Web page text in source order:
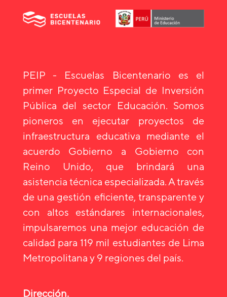
PEIP - Escuelas Bicentenario es el
primer Proyecto Especial de Inversión
Pública del sector Educación. Somos
pioneros en ejecutar proyectos de
infraestructura educativa mediante el
acuerdo Gobierno a Gobierno con
Reino Unido, que brindará una
asistencia técnica especializada. A través
de una gestión eficiente, transparente y
con altos estándares internacionales,
impulsaremos una mejor educación de
calidad para 119 mil estudiantes de Lima
Metropolitana y 9 regiones del país.
Dirección.